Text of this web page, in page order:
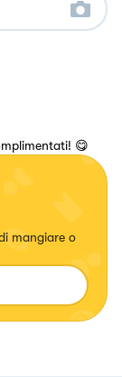
😋
mangiare o